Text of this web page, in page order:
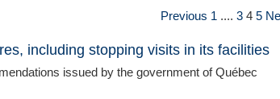
Previous 1 .... 3 4 5
including stopping visits in its facilities
issued by the government of Québec